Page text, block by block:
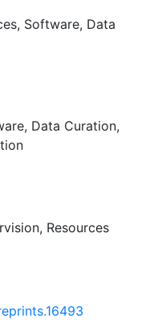
Software Data
Data Curation
Resources